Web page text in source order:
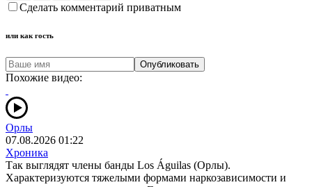
Сделать комментарий приватным
или как гость
Опубликовать
Похожие видео:
Орлы
07.08.2026 01:22
Хроника
Так выглядят члены банды Los Águilas (Орлы).
Характеризуются тяжелыми формами наркозависимости и